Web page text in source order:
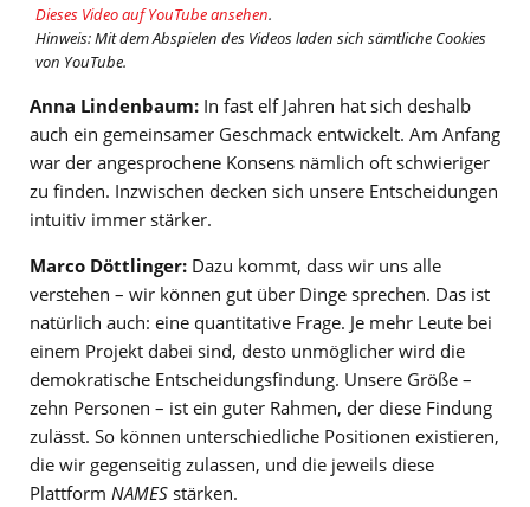
Dieses Video auf YouTube ansehen.
Hinweis: Mit dem Abspielen des Videos laden sich sämtliche Cookies
von YouTube.
Anna Lindenbaum: In fast elf Jahren hat sich deshalb
auch ein gemeinsamer Geschmack entwickelt. Am Anfang
war der angesprochene Konsens nämlich oft schwieriger
zu finden. Inzwischen decken sich unsere Entscheidungen
intuitiv immer stärker.
Marco Döttlinger: Dazu kommt, dass wir uns alle
verstehen – wir können gut über Dinge sprechen. Das ist
natürlich auch: eine quantitative Frage. Je mehr Leute bei
einem Projekt dabei sind, desto unmöglicher wird die
demokratische Entscheidungsfindung. Unsere Größe –
zehn Personen – ist ein guter Rahmen, der diese Findung
zulässt. So können unterschiedliche Positionen existieren,
die wir gegenseitig zulassen, und die jeweils diese
Plattform NAMES stärken.